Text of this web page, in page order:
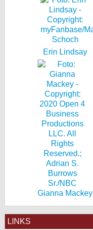
Erin Lindsay
Gianna Mackey
LINKS